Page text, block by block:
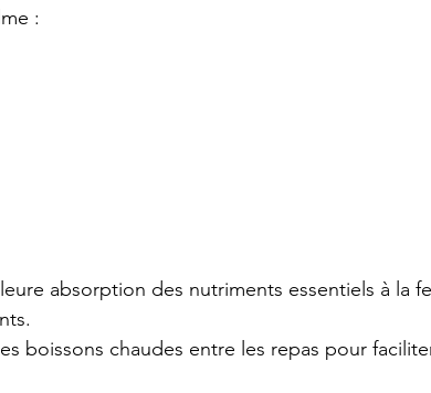
:
absorption des nutriments essentiels à la
boissons chaudes entre les repas pour